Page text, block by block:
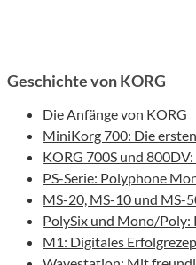
Geschichte von KORG
Die Anfänge von KORG
MiniKorg 700: Die
KORG 700S und
PS-Serie: Polyphone
MS-20, MS-10 und MS-
PolySix und Mono/Poly:
M1: Digitales